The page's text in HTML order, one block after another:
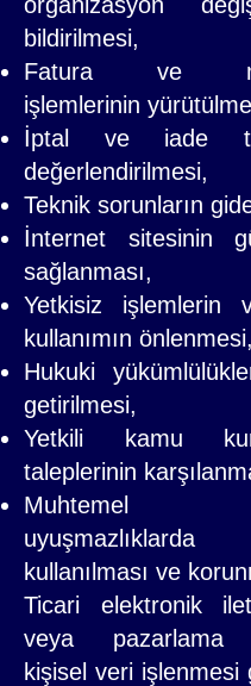
bildirilmesi,
Fatura ve
işlemlerinin
İptal ve iade
değerlendirilmesi,
Teknik sorunların
İnternet sitesinin
sağlanması,
Yetkisiz işlemlerin
kullanımın önlenmesi,
Hukuki
getirilmesi,
Yetkili kamu
taleplerinin
Muhtemel
uyuşmazlıklarda
kullanılması ve
Ticari elektronik
veya pazarlama
kişisel veri işlenmesi